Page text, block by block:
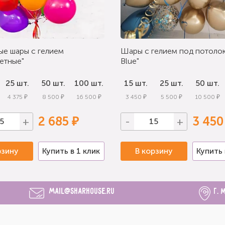
шары с гелием
25 шт.
4 375 ₽
50 шт.
8 500 ₽
100 шт.
16 500 ₽
+ 2 685 ₽
Купить в 1 клик
Шары с гелием под
Blue"
15 шт.
3 450 ₽
25 шт.
5 500 ₽
50 шт.
10 500 ₽
- + 3
В корзину Купить
mail@sharhouse.ru г.